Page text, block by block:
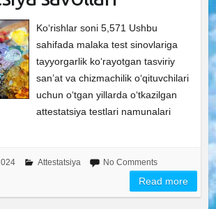
Ko‘rishlar soni 5,571 Ushbu
sahifada malaka test sinovlariga
tayyorgarlik ko‘rayotgan tasviriy
san’at va chizmachilik o‘qituvchilari
uchun o‘tgan yillarda o‘tkazilgan
attestatsiya testlari namunalari
Attestatsiya No Comments
Read more